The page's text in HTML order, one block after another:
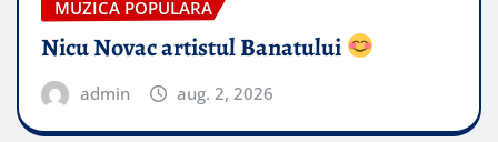
MUZICA POPULARA
Nicu Novac artistul Banatului
admin aug. 2, 2026